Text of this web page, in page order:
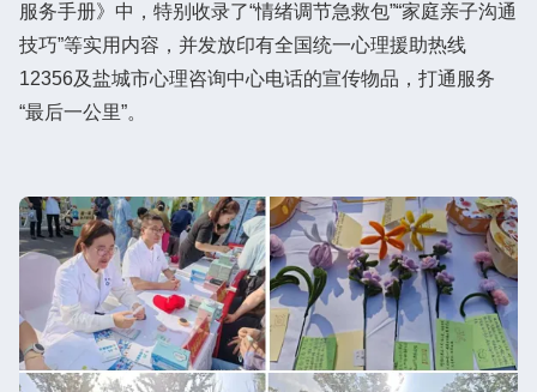
服务手册》中，特别收录了“情绪调节急救包”“家庭亲子沟通
技巧”等实用内容，并发放印有全国统一心理援助热线
12356及盐城市心理咨询中心电话的宣传物品，打通服务
“最后一公里”。